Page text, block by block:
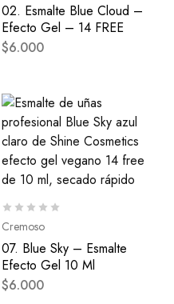
02. Esmalte Blue Cloud –
Efecto Gel – 14 FREE
$6.000
Cremoso
07. Blue Sky – Esmalte
Efecto Gel 10 Ml
$6.000